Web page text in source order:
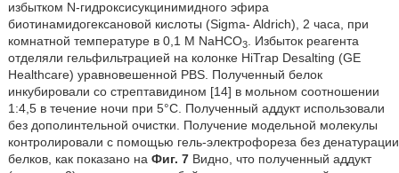
избытком N-гидроксисукцинимидного эфира
биотинамидогексановой кислоты (Sigma- Aldrich), 2 часа, при
комнатной температуре в 0,1 М NaHCO3. Избыток реагента
отделяли гельфильтрацией на колонке HiTrap Desalting (GE
Healthcare) уравновешенной PBS. Полученный белок
инкубировали со стрептавидином [14] в мольном соотношении
1:4,5 в течение ночи при 5°C. Полученный аддукт использовали
без дополинтельной очистки. Получение модельной молекулы
контролировали с помощью гель-электрофореза без денатурации
белков, как показано на Фиг. 7Видно, что полученный аддукт